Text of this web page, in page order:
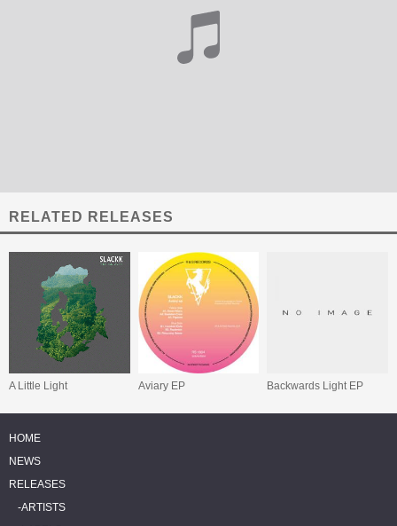
RELATED RELEASES
A Little Light Aviary EP Backwards Light EP
HOME
NEWS
RELEASES
ARTISTS